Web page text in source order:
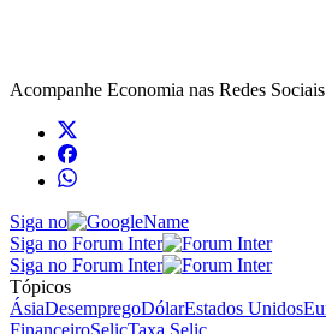
Acompanhe Economia nas Redes Sociais
Siga no
Siga no Forum Inter
Siga no Forum Inter
Tópicos
ÁsiaDesempregoDólarEstados Unidos
FinanceiroSelicTaxa Selic